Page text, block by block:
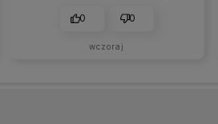
0 0
wczoraj